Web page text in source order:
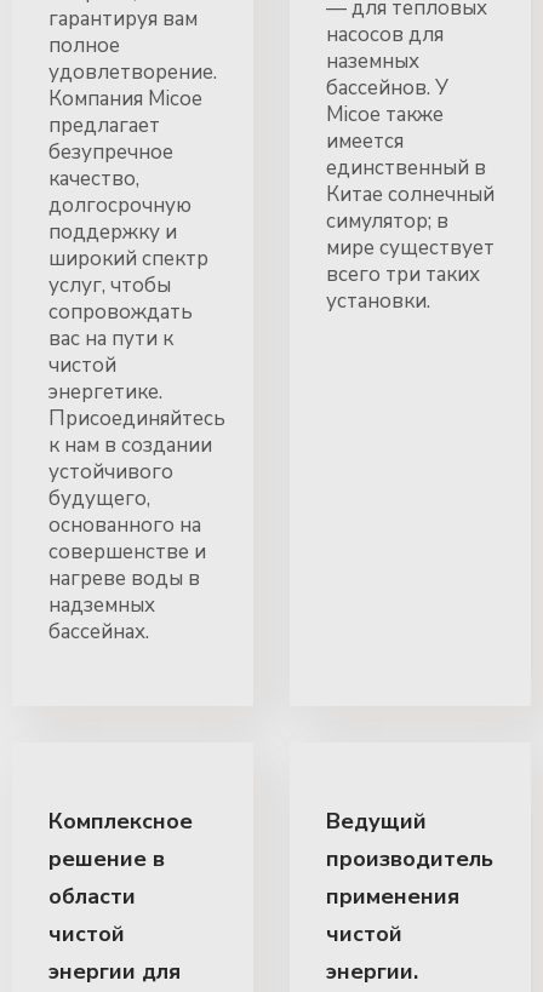
гарантируя вам
полное
удовлетворение.
Компания Micoe
предлагает
безупречное
качество,
долгосрочную
поддержку и
широкий спектр
услуг, чтобы
сопровождать
вас на пути к
чистой
энергетике.
Присоединяйтесь
к нам в создании
устойчивого
будущего,
основанного на
совершенстве и
нагреве воды в
надземных
бассейнах.
— для тепловых
насосов для
наземных
бассейнов. У
Micoe также
имеется
единственный в
Китае солнечный
симулятор; в
мире существует
всего три таких
установки.
Комплексное
решение в
области
чистой
энергии для
Ведущий
производитель
применения
чистой
энергии.